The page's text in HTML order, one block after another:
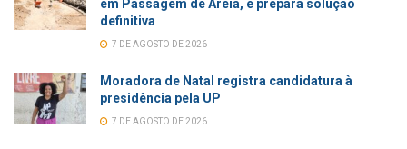
em Passagem de Areia, e prepara solução
definitiva
7 DE AGOSTO DE 2026
Moradora de Natal registra candidatura à
presidência pela UP
7 DE AGOSTO DE 2026